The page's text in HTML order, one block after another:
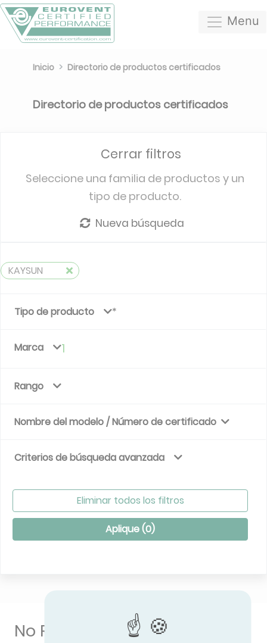
Menu
Inicio Directorio de productos certificados
Directorio de productos certificados
Cerrar filtros
Seleccione una familia de productos y un
tipo de producto.
Nueva búsqueda
KAYSUN
Tipo de producto
Marca 1
Rango
Nombre del modelo / Número de certificado
Criterios de búsqueda avanzada
Eliminar todos los filtros
Aplique (0)
No Result